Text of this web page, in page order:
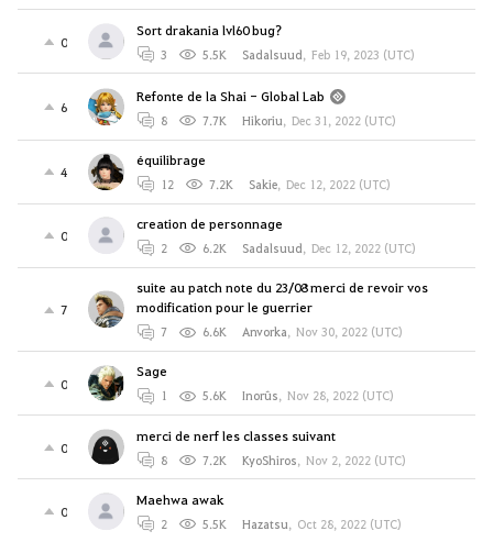
0
Sort drakania lvl60 bug?
3 5.5K Sadalsuud, Feb 19, 2023 (UTC)
6
Refonte de la Shai - Global Lab
8 7.7K Hikoriu, Dec 31, 2022 (UTC)
4
équilibrage
12 7.2K Sakie, Dec 12, 2022 (UTC)
0
creation de personnage
2 6.2K Sadalsuud, Dec 12, 2022 (UTC)
7
suite au patch note du 23/08 merci de revoir vos
modification pour le guerrier
7 6.6K Anvorka, Nov 30, 2022 (UTC)
0
Sage
1 5.6K Inorûs, Nov 28, 2022 (UTC)
0
merci de nerf les classes suivant
8 7.2K KyoShiros, Nov 2, 2022 (UTC)
0
Maehwa awak
2 5.5K Hazatsu, Oct 28, 2022 (UTC)